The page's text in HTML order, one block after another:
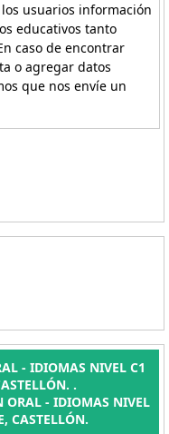
usuarios información
educativos tanto
caso de encontrar
o agregar datos
que nos envíe un
- IDIOMAS NIVEL C1
.
ORAL - IDIOMAS NIVEL
CASTELLÓN.